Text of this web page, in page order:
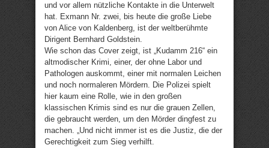
und vor allem nützliche Kontakte in die Unterwelt
hat. Exmann Nr. zwei, bis heute die große Liebe
von Alice von Kaldenberg, ist der weltberühmte
Dirigent Bernhard Goldstein.
Wie schon das Cover zeigt, ist „Kudamm 216“ ein
altmodischer Krimi, einer, der ohne Labor und
Pathologen auskommt, einer mit normalen Leichen
und noch normaleren Mördern. Die Polizei spielt
hier kaum eine Rolle, wie in den großen
klassischen Krimis sind es nur die grauen Zellen,
die gebraucht werden, um den Mörder dingfest zu
machen. „Und nicht immer ist es die Justiz, die der
Gerechtigkeit zum Sieg verhilft.